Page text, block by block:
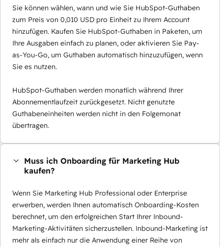
Sie können wählen, wann und wie Sie HubSpot-Guthaben
zum Preis von 0,010 USD pro Einheit zu Ihrem Account
hinzufügen. Kaufen Sie HubSpot-Guthaben in Paketen, um
Ihre Ausgaben einfach zu planen, oder aktivieren Sie Pay-
as-You-Go, um Guthaben automatisch hinzuzufügen, wenn
Sie es nutzen.
HubSpot-Guthaben werden monatlich während Ihrer
Abonnementlaufzeit zurückgesetzt. Nicht genutzte
Guthabeneinheiten werden nicht in den Folgemonat
übertragen.
Muss ich Onboarding für Marketing Hub
kaufen?
Wenn Sie Marketing Hub Professional oder Enterprise
erwerben, werden Ihnen automatisch Onboarding-Kosten
berechnet, um den erfolgreichen Start Ihrer Inbound-
Marketing-Aktivitäten sicherzustellen. Inbound-Marketing ist
mehr als einfach nur die Anwendung einer Reihe von